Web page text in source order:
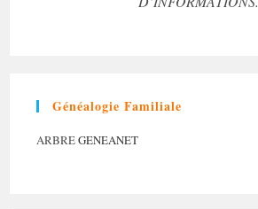
Généalogie Familiale
ARBREGENEANET